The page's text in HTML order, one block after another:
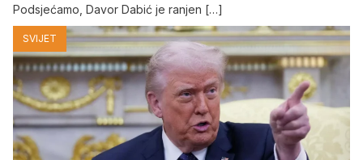
Podsjećamo, Davor Dabić je ranjen […]
SVIJET